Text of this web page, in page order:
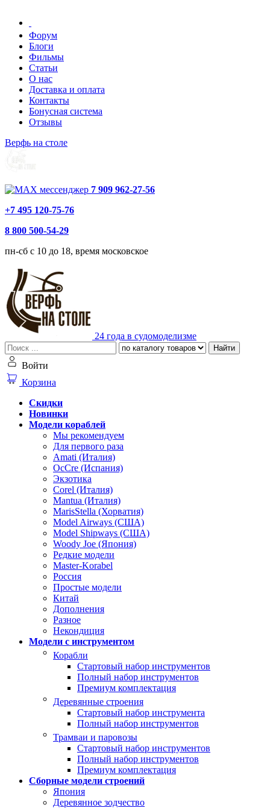
Форум
Блоги
Фильмы
Статьи
О нас
Доставка и оплата
Контакты
Бонусная система
Отзывы
Верфь на столе
7 909 962-27-56
+7 495 120-75-76
8 800 500-54-29
пн-сб с 10 до 18, время московское
24 года в судомоделизме
Найти
Войти
Корзина
Скидки
Новинки
Модели кораблей
Мы рекомендуем
Для первого раза
Amati (Италия)
OcCre (Испания)
Экзотика
Corel (Италия)
Mantua (Италия)
MarisStella (Хорватия)
Model Airways (США)
Model Shipways (США)
Woody Joe (Япония)
Редкие модели
Master-Korabel
Россия
Простые модели
Китай
Дополнения
Разное
Некондиция
Модели с инструментом
Корабли
Стартовый набор инструментов
Полный набор инструментов
Премиум комплектация
Деревянные строения
Стартовый набор инструмента
Полный набор инструментов
Трамваи и паровозы
Стартовый набор инструментов
Полный набор инструментов
Премиум комплектация
Сборные модели строений
Япония
Деревянное зодчество